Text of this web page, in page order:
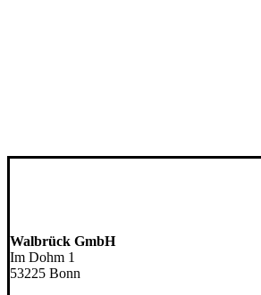
Walbrück GmbH
Im Dohm 1
53225 Bonn